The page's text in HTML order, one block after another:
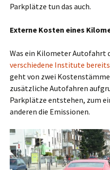
Parkplätze tun das auch.
Externe Kosten eines
Was ein Kilometer Autofahrt
verschiedene Institute
geht von zwei
zusätzliche Autofahren
Parkplätze entstehen, zum
anderen die Emissionen.